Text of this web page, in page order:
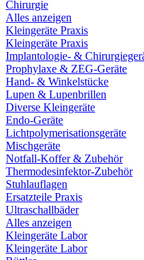
Chirurgie
Alles anzeigen
Kleingeräte Praxis
Kleingeräte Praxis
Implantologie- &
Prophylaxe & ZEG-Geräte
Hand- & Winkelstücke
Lupen & Lupenbrillen
Diverse Kleingeräte
Endo-Geräte
Lichtpolymerisationsgeräte
Mischgeräte
Notfall-Koffer & Zubehör
Thermodesinfektor-Zubehör
Stuhlauflagen
Ersatzteile Praxis
Ultraschallbäder
Alles anzeigen
Kleingeräte Labor
Kleingeräte Labor